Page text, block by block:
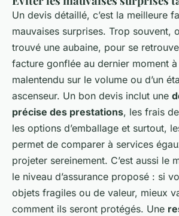
Un devis détaillé, c’est la meilleure
mauvaises surprises. Trop souvent,
trouvé une aubaine, pour se
facture gonflée au dernier moment à
malentendu sur le volume ou d’un
ascenseur. Un bon devis inclut une
précise des prestations, les frais
les options d’emballage et surtout,
permet de comparer à services
projeter sereinement. C’est aussi le
le niveau d’assurance proposé : si
objets fragiles ou de valeur, mieux
comment ils seront protégés. Une